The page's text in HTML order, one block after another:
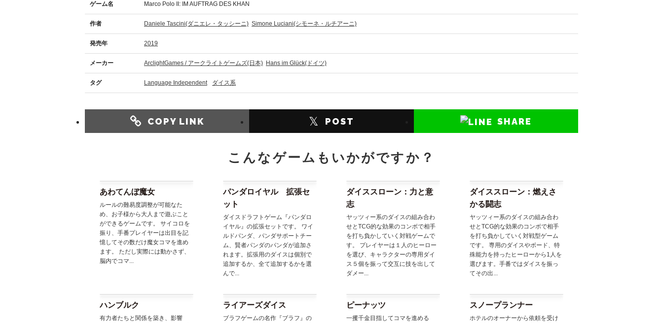
ゲーム名 Marco Polo II: IM AUFTRAG DES KHAN
作者 Daniele Tascini(ダニエレ・タッシーニ) Simone Luciani(シモーネ・ルチアーニ)
発売年 2019
メーカー ArclightGames / アークライトゲームズ(日本) Hans im Glück(ドイツ)
タグ Language Independent ダイス系
COPY LINK 𝕏 POST SHARE
こんなゲームもいかがですか？
あわてんぼ魔女
ルールの難易度調整が可能なた
め、お子様から大人まで遊ぶこと
ができるゲームです。 サイコロを
振り、手番プレイヤーは出目を記
憶してその数だけ魔女コマを進め
ます。 ただし実際には動かさず、
脳内でコマ...
パンダロイヤル 拡張セ
ット
ダイスドラフトゲーム『パンダロ
イヤル』の拡張セットです。 ワイ
ルドパンダ、パンダサポートチー
ム、賢者パンダのパンダが追加さ
れます。拡張用のダイスは個別で
追加するか、全て追加するかを選
んで...
ダイススローン：力と意
志
ヤッツィー系のダイスの組み合わ
せとTCG的な効果のコンボで相手
を打ち負かしていく対戦ゲームで
す。 プレイヤーは１人のヒーロー
を選び、キャラクターの専用ダイ
ス５個を振って交互に技を出して
ダメー...
ダイススローン：燃えさ
かる闘志
ヤッツィー系のダイスの組み合わ
せとTCG的な効果のコンボで相手
を打ち負かしていく対戦型ゲーム
です。 専用のダイスやボード、特
殊能力を持ったヒーローから1人を
選びます。手番ではダイスを振っ
てその出...
ハンブルク
有力者たちと関係を築き、影響
ライアーズダイス
ブラフゲームの名作『ブラフ』の
ピーナッツ
一攫千金目指してコマを進める
スノープランナー
ホテルのオーナーから依頼を受け